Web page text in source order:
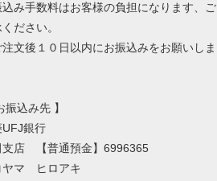
込み手数料はお客様の負担になります、ご
ださい。
注文後１０日以内にお振込みをお願いしま
振込み先 】
UFJ銀行
支店 【普通預金】6996365
ヤマ ヒロアキ